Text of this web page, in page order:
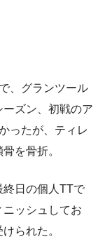
、グランツール
ズン、初戦のア
ったが、ティレ
を骨折。
終日の個人TTで
ッシュしてお
られた。